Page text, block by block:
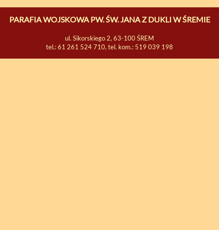
PARAFIA WOJSKOWA PW. ŚW. JANA Z DUKLI W ŚREMIE
ul. Sikorskiego 2, 63-100 ŚREM
tel.: 61 261 524 710, tel. kom.: 519 039 198